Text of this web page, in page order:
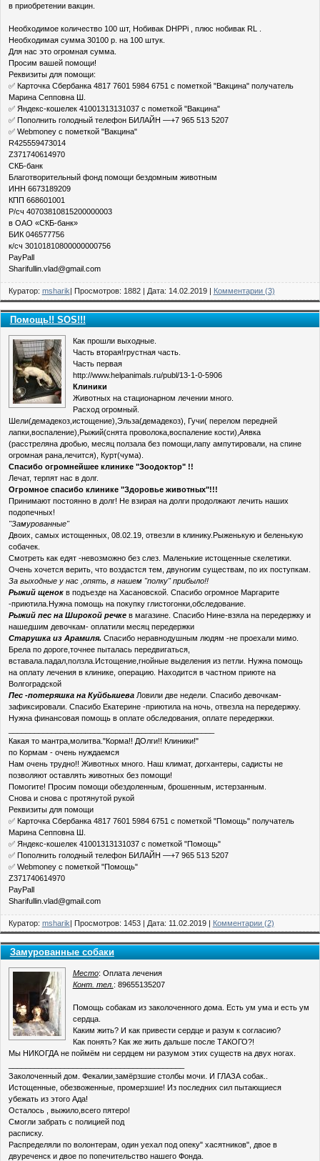
в приобретении вакцин.
Необходимое количество 100 шт, Нобивак DHPPi , плюс нобивак RL .
Необходимая сумма 30100 р. на 100 штук.
Для нас это огромная сумма.
Просим вашей помощи!
Реквизиты для помощи:
✅ Карточка Сбербанка 4817 7601 5984 6751 с пометкой "Вакцина" получатель
Марина Сепповна Ш.
✅ Яндекс-кошелек 41001313131037 с пометкой "Вакцина"
✅ Пополнить голодный телефон БИЛАЙН —+7 965 513 5207
✅ Webmoney с пометкой "Вакцина"
R425559473014
Z371740614970
СКБ-банк
Благотворительный фонд помощи бездомным животным
ИНН 6673189209
КПП 668601001
Р/сч 40703810815200000003
в ОАО «СКБ-банк»
БИК 046577756
к/сч 30101810800000000756
PayPall
Sharifullin.vlad@gmail.com
Куратор: msharik | Просмотров: 1882 | Дата: 14.02.2019 Комментарии (3)
Помощь!! SOS!!!
Как прошли выходные.
Часть вторая!грустная часть.
Часть первая
http://www.helpanimals.ru/publ/13-1-0-5906
Клиники
Животных на стационарном лечении много.
Расход огромный.
Шели(демадекоз,истощение),Эльза(демадекоз), Гучи( перелом передней
лапки,воспаление),Рыжий(снята проволока,воспаление кости),Аявка
(расстреляна дробью, месяц ползала без помощи,лапу ампутировали, на спине
огромная рана,лечится), Курт(чума).
Спасибо огромнейшее клинике "Зоодоктор" !!
Лечат, терпят нас в долг.
Огромное спасибо клинике "Здоровье животных"!!!
Принимают постоянно в долг! Не взирая на долги продолжают лечить наших
подопечных!
"Замурованные"
Двоих, самых истощенных, 08.02.19, отвезли в клинику.Рыженькую и беленькую
собачек.
Смотреть как едят -невозможно без слез. Маленькие истощенные скелетики.
Очень хочется верить, что воздастся тем, двуногим существам, по их поступкам.
За выходные у нас ,опять, в нашем "полку" прибыло!!
Рыжий щенокв подъезде на Хасановской. Спасибо огромное Маргарите
-приютила.Нужна помощь на покупку глистогонки,обследование.
Рыжий пес на Широкой речкев магазине. Спасибо Нине-взяла на передержку и
нашедшим девочкам- оплатили месяц передержки
Старушка из Арамиля. Спасибо неравнодушным людям -не проехали мимо.
Брела по дороге,точнее пыталась передвигаться,
вставала.падал,ползла.Истощение,гнойные выделения из петли. Нужна помощь
на оплату лечения в клинике, операцию. Находится в частном приюте на
Волгоградской
Пес -потеряшка на КуйбышеваЛовили две недели. Спасибо девочкам-
зафиксировали. Спасибо Екатерине -приютила на ночь, отвезла на передержку.
Нужна финансовая помощь в оплате обследования, оплате передержки.
Какая то мантра,молитва."Корма!! ДОлги!! Клиники!"
по Кормам - очень нуждаемся
Нам очень трудно!! Животных много. Наш климат, догхантеры, садисты не
позволяют оставлять животных без помощи!
Помогите! Просим помощи обездоленным, брошенным, истерзанным.
Снова и снова с протянутой рукой
Реквизиты для помощи
✅ Карточка Сбербанка 4817 7601 5984 6751 с пометкой "Помощь" получатель
Марина Сепповна Ш.
✅ Яндекс-кошелек 41001313131037 с пометкой "Помощь"
✅ Пополнить голодный телефон БИЛАЙН —+7 965 513 5207
✅ Webmoney с пометкой "Помощь"
Z371740614970
PayPall
Sharifullin.vlad@gmail.com
Куратор: msharik| Просмотров: 1453 | Дата: 11.02.2019 | Комментарии (2)
Замурованные собаки
Место: Оплата лечения
Конт. тел. : 89655135207
Помощь собакам из заколоченного дома. Есть ум ума и есть ум
сердца.
Каким жить? И как привести сердце и разум к согласию?
Как понять? Как же жить дальше после ТАКОГО?!
Мы НИКОГДА не поймём ни сердцем ни разумом этих существ на двух ногах.
Заколоченный дом. Фекалии,замёрзшие столбы мочи. И ГЛАЗА собак..
Истощенные, обезвоженные, промерзшие! Из последних сил пытающиеся
убежать из этого Ада!
Осталось , выжило,всего пятеро!
Смогли забрать с полицией под
расписку.
Распределяли по волонтерам, один уехал под опеку" хасятников", двое в
двуреченск и двое по попечительство нашего Фонда.